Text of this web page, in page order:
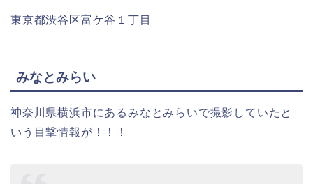
東京都渋谷区富ケ谷１丁目
みなとみらい
神奈川県横浜市にあるみなとみらいで撮影していたと
いう目撃情報が！！！